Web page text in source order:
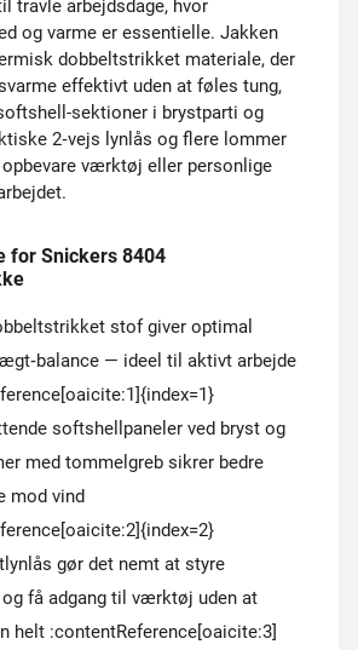
travle arbejdsdage, hvor
og varme er essentielle. Jakken
dobbeltstrikket materiale, der
effektivt uden at føles tung,
sektioner i brystparti og
2‑vejs lynlås og flere lommer
værktøj eller personlige
for Snickers 8404
stof giver optimal
— ideel til aktivt arbejde
softshellpaneler ved bryst og
med tommelgreb sikrer bedre
mod vind
gør det nemt at styre
få adgang til værktøj uden at
helt :contentReference[oaicite:3]